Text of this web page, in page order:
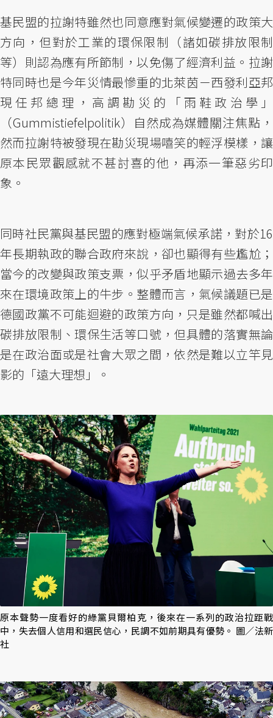
基民盟的拉謝特雖然也同意應對氣候變遷的政策大
方向，但對於工業的環保限制（諸如碳排放限制
等）則認為應有所節制，以免傷了經濟利益。拉謝
特同時也是今年災情最慘重的北萊茵－西發利亞邦
現任邦總理，高調勘災的「雨鞋政治學」
（Gummistiefelpolitik）自然成為媒體關注焦點，
然而拉謝特被發現在勘災現場嘻笑的輕浮模樣，讓
原本民眾觀感就不甚討喜的他，再添一筆惡劣印
象。
同時社民黨與基民盟的應對極端氣候承諾，對於16
年長期執政的聯合政府來說，卻也顯得有些尷尬；
當今的改變與政策支票，似乎矛盾地顯示過去多年
來在環境政策上的牛步。整體而言，氣候議題已是
德國政黨不可能迴避的政策方向，只是雖然都喊出
碳排放限制、環保生活等口號，但具體的落實無論
是在政治面或是社會大眾之間，依然是難以立竿見
影的「遠大理想」。
原本聲勢一度看好的綠黨貝爾柏克，後來在一系列的政治拉距戰
中，失去個人信用和選民信心，民調不如前期具有優勢。 圖／法新
社